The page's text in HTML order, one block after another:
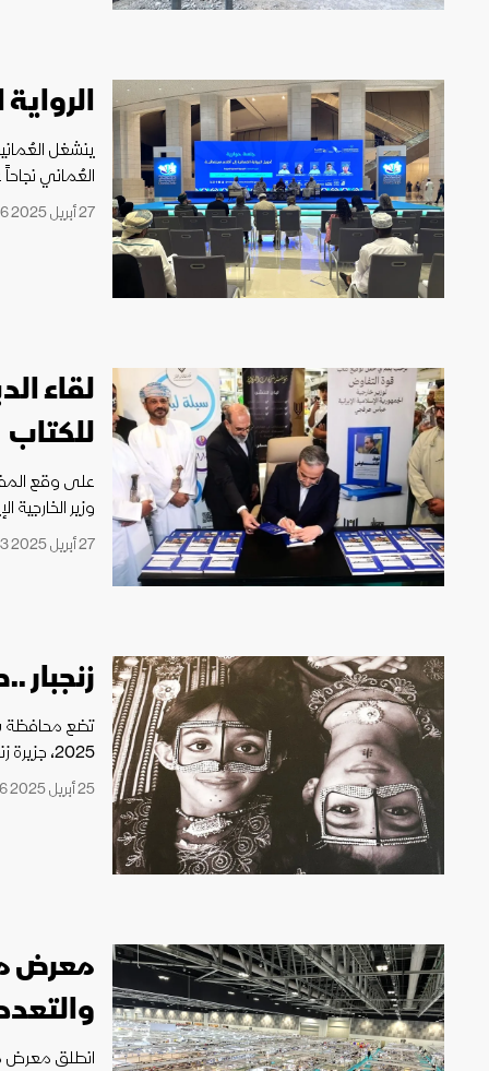
ينشغل
العُماني
27 أبريل 2025 05:16
لقاء
للكتاب
وزير
27 أبريل 2025 03:33
زنجبار
تضع محافظة
2025، جزيرة زنجبار ضيف منصّتها الأدبية، التي كانت جزءاً مهماً من سلطنة عُمان.
25 أبريل 2025 07:46
معرض
انطلق معرض